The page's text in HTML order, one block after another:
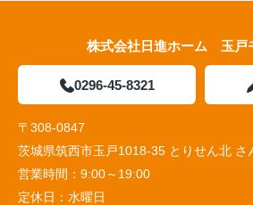
株式会社日進ホーム 玉戸
0296-45-8321
〒308-0847
茨城県筑西市玉戸1018-35 とりせん北 さ
営業時間： 9:00～19:00
定休日： 水曜日